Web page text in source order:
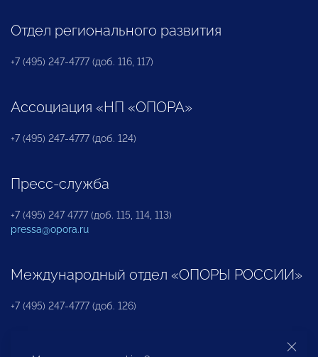
Отдел регионального развития
+7 (495) 247-4777 (доб. 116, 117)
Ассоциация «НП «ОПОРА»
+7 (495) 247-4777 (доб. 124)
Пресс-служба
+7 (495) 247 4777 (доб. 115, 114, 113)
pressa@opora.ru
Международный отдел «ОПОРЫ РОССИИ»
+7 (495) 247-4777 (доб. 126)
Бюро по защите прав предпринимателей и